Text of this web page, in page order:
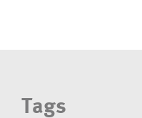
Tags